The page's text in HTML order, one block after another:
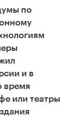
по
и в
время
или театры